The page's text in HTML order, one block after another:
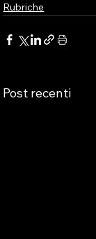
Rubriche
Post recenti